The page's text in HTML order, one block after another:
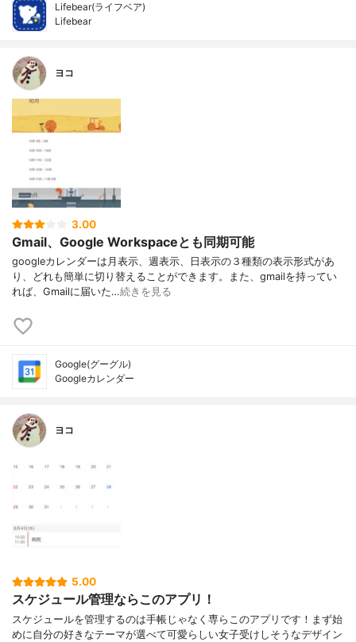
Lifebear(ライフベア)
Lifebear
ヨコ
3.00
Gmail、Google Workspaceとも同期可能
googleカレンダーは月表示、週表示、日表示の３種類の表示形式があ
り、どれも簡単に切り替えることができます。また、gmailを持ってい
れば、Gmailに届いた…続きを見る
Google(グーグル)
Googleカレンダー
ヨコ
5.00
スケジュール管理ならこのアプリ！
スケジュールを管理するのは手帳じゃなく専らこのアプリです！まず始
めに自分の好きなテーマが選べて可愛らしい女子受けしそうなデザイン